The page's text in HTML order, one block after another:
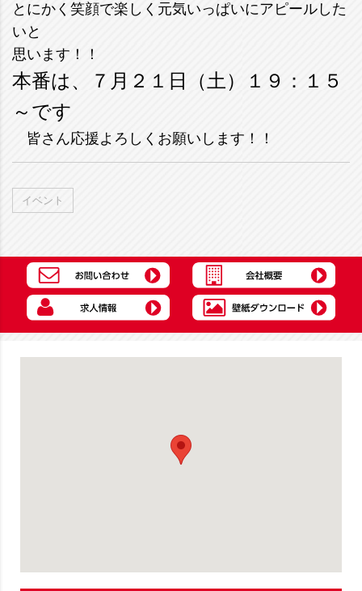
とにかく笑顔で楽しく元気いっぱいにアピールした
いと
思います！！
本番は、７月２１日（土）１９：１５
～です
皆さん応援よろしくお願いします！！
イベント